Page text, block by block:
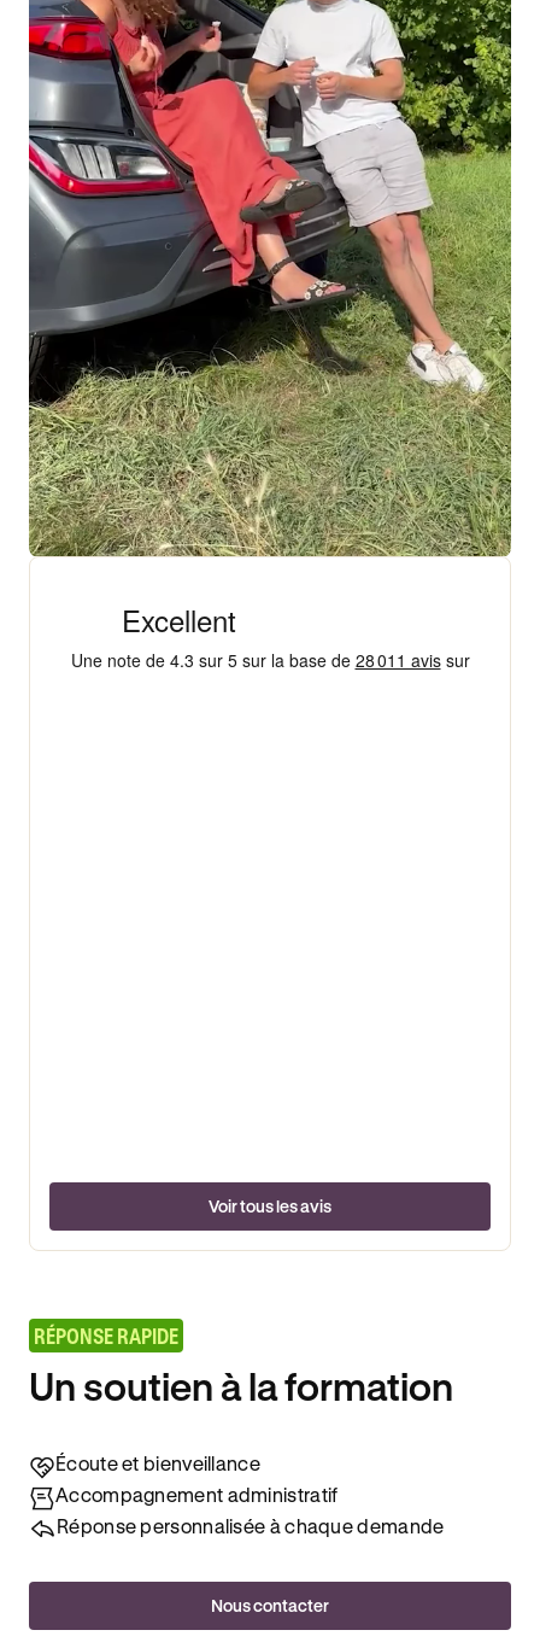
Voir tous les avis
RÉPONSE RAPIDE
Un soutien à la formation
Écoute et bienveillance
Accompagnement administratif
Réponse personnalisée à chaque demande
Nous contacter